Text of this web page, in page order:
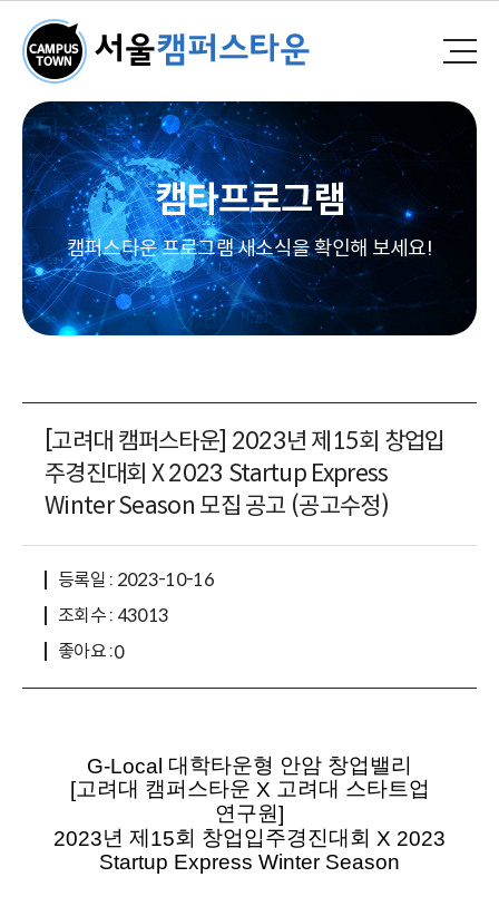
캠타프로그램
캠퍼스타운 프로그램 새소식을 확인해 보세요!
[고려대 캠퍼스타운] 2023년 제15회 창업입
주경진대회 X 2023 Startup Express
Winter Season 모집 공고 (공고수정)
등록일 : 2023-10-16
조회수 : 43013
좋아요 :0
G-Local 대학타운형 안암 창업밸리
[고려대 캠퍼스타운 X 고려대 스타트업
연구원]
2023년 제 15회 창업입주경진대회 X 2023
Startup Express Winter Season